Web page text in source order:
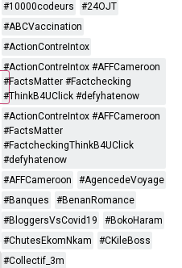
#10000codeurs
#24OJT
#ABCVaccination
#ActionContreIntox
#ActionContreIntox #AFFCameroon
#FactsMatter #Factchecking
#ThinkB4UClick #defyhatenow
#ActionContreIntox #AFFCameroon
#FactsMatter
#FactcheckingThinkB4UClick
#defyhatenow
#AFFCameroon
#AgencedeVoyage
#Banques
#BenanRomance
#BloggersVsCovid19
#BokoHaram
#ChutesEkomNkam
#CKileBoss
#Collectif_3m